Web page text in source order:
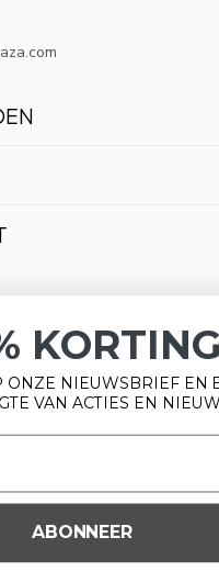
op om onze website te
ONZE NIEUWSBRIEF EN
VAN ACTIES EN
ABONNEER